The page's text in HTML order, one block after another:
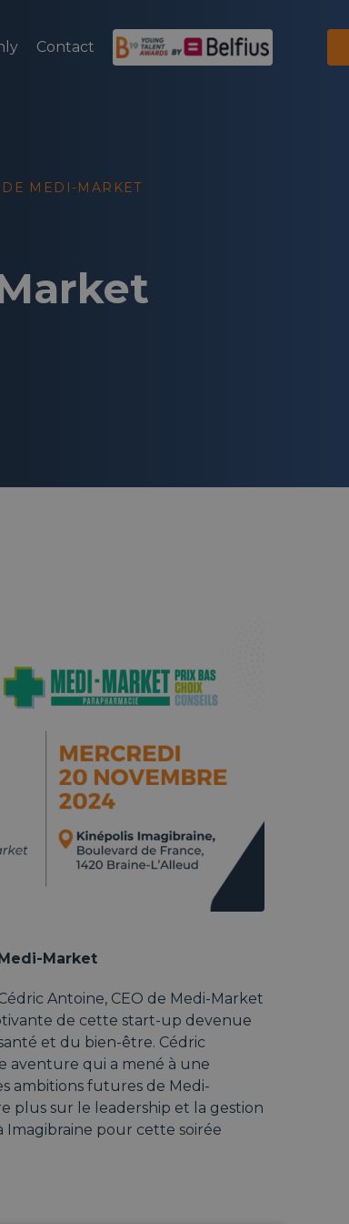
Contact
MEDI-MARKET
Market
Antoine, CEO de Medi-Market
de cette start-up devenue
et du bien-être. Cédric
aventure qui a mené à une
ambitions futures de Medi-
plus sur le leadership et la gestion
Imagibraine pour cette soirée